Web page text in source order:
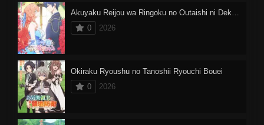
Akuyaku Reijou wa Ringoku no Outaishi ni Dekiai sareru
0
2026
Okiraku Ryoushu no Tanoshii Ryouchi Bouei
0
2026